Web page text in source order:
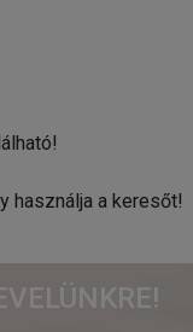
használja a keresőt!